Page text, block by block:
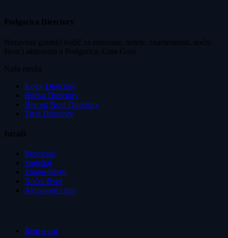
Podgorica Directory
Nezavisni gradski vodič za restorane, hotele, znamenitosti, noćni
život i aktivnosti u Podgorica, Crna Gora.
Naša mreža
Kotor Directory
Budva Directory
Herceg Novi Directory
Tivat Directory
Istraži
Restorani
Smještaj
Znamenitosti
Noćni život
Aktivnosti i ture
Rent-a-car